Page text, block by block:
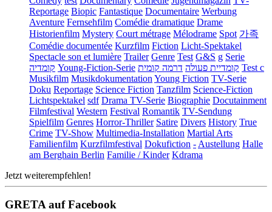
Reportage Biopic Fantastique Documentaire Werbung
Aventure Fernsehfilm Comédie dramatique Drame
Historienfilm Mystery Court métrage Mélodrame Spot 가족
Comédie documentée Kurzfilm Fiction Licht-Spektakel
Spectacle son et lumière Trailer Genre Test G&S g Serie
קומדיה Young-Fiction-Serie קומדיית פעולה דרמה קומית
Test c
Musikfilm Musikdokumentation Young Fiction TV-Serie
Doku Reportage Science Fiction Tanzfilm Science-Fiction
Lichtspektakel sdf Drama TV-Serie Biographie Docutainment
Filmfestival Western Festival Romantik TV-Sendung
Spielfilm Genres Horror-Thriller Satire Divers History True
Crime TV-Show Multimedia-Installation Martial Arts
Familienfilm Kurzfilmfestival Dokufiction - Austellung Halle
am Berghain Berlin Familie / Kinder Kdrama
Jetzt weiterempfehlen!
GRETA auf Facebook